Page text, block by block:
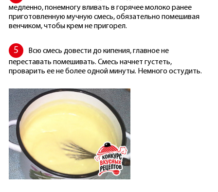
медленно, понемногу вливать в горячее молоко ранее
приготовленную мучную смесь, обязательно помешивая
венчиком, чтобы крем не пригорел.
Всю смесь довести до кипения, главное не
переставать помешивать. Смесь начнет густеть,
проварить ее не более одной минуты. Немного остудить.